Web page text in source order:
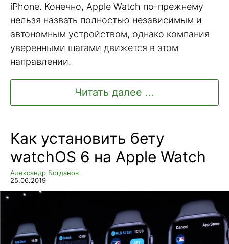
iPhone. Конечно, Apple Watch по-прежнему
нельзя назвать полностью независимым и
автономным устройством, однако компания
уверенными шагами движется в этом
направлении.
Читать далее ...
Как установить бету
watchOS 6 на Apple Watch
Александр Богданов
25.06.2019